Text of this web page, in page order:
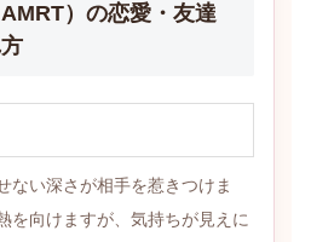
）の恋愛・友達
ない深さが相手を惹きつけま
を向けますが、気持ちが見えに